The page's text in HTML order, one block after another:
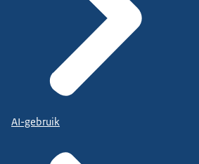
AI-gebruik